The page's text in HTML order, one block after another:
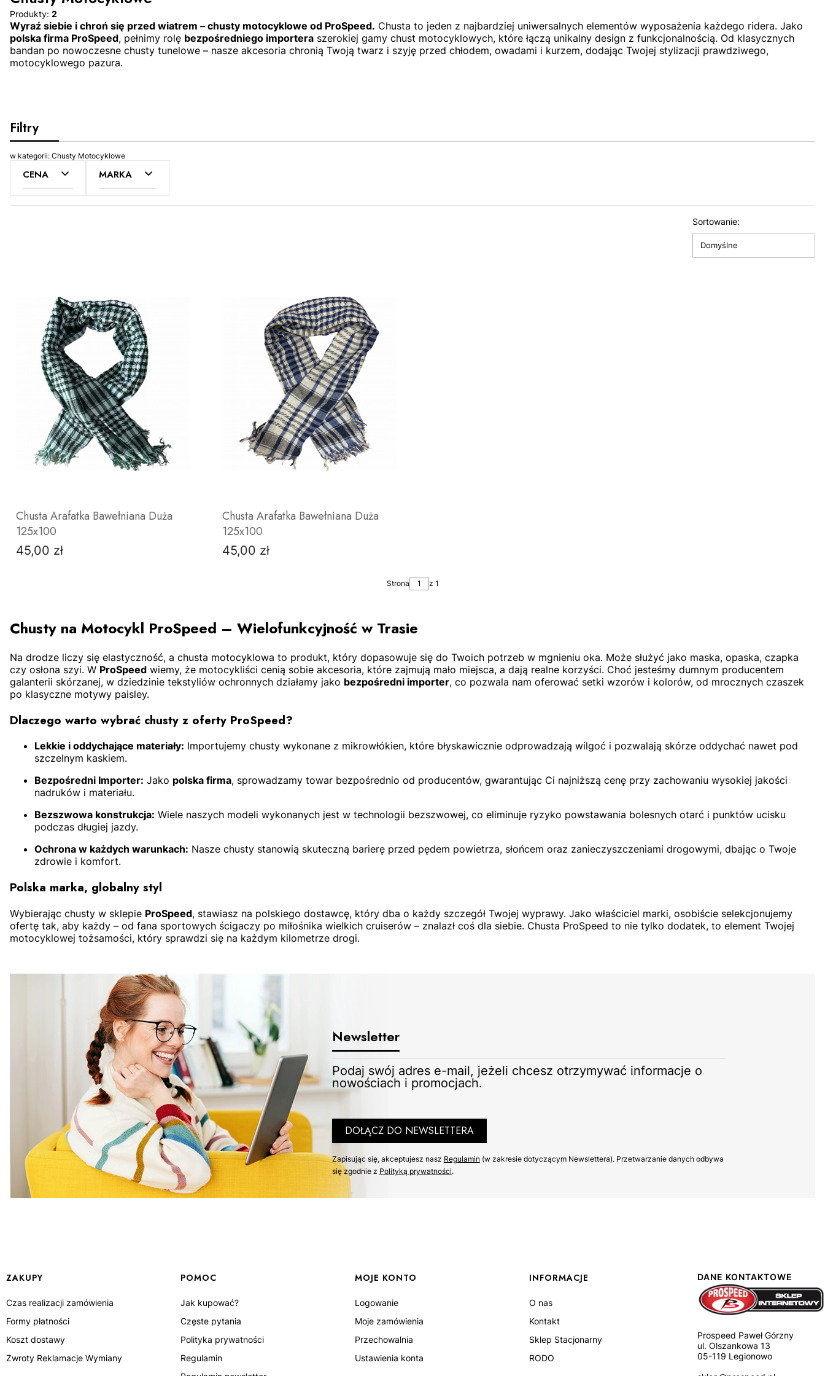
Produkty: 2
Wyraź siebie i chroń się przed wiatrem – chusty motocyklowe od ProSpeed. Chusta to jeden z najbardziej uniwersalnych elementów wyposażenia każdego ridera. Jako
polska firma ProSpeed, pełnimy rolę bezpośredniego importera szerokiej gamy chust motocyklowych, które łączą unikalny design z funkcjonalnością. Od klasycznych
bandan po nowoczesne chusty tunelowe – nasze akcesoria chronią Twoją twarz i szyję przed chłodem, owadami i kurzem, dodając Twojej stylizacji prawdziwego,
motocyklowego pazura.
Filtry
w kategorii: Chusty Motocyklowe
CENA MARKA
Sortowanie:
Domyślne
Chusta Arafatka Bawełniana Duża
125x100
Cena
45,00 zł
DO KOSZYKA
Chusta Arafatka Bawełniana Duża
125x100
Cena
45,00 zł
DO KOSZYKA
Strona z 1
Chusty na Motocykl ProSpeed – Wielofunkcyjność w Trasie
Na drodze liczy się elastyczność, a chusta motocyklowa to produkt, który dopasowuje się do Twoich potrzeb w mgnieniu oka. Może służyć jako maska, opaska, czapka
czy osłona szyi. W ProSpeed wiemy, że motocykliści cenią sobie akcesoria, które zajmują mało miejsca, a dają realne korzyści. Choć jesteśmy dumnym producentem
galanterii skórzanej, w dziedzinie tekstyliów ochronnych działamy jako bezpośredni importer, co pozwala nam oferować setki wzorów i kolorów, od mrocznych czaszek
po klasyczne motywy paisley.
Dlaczego warto wybrać chusty z oferty ProSpeed?
Lekkie i oddychające materiały: Importujemy chusty wykonane z mikrowłókien, które błyskawicznie odprowadzają wilgoć i pozwalają skórze oddychać nawet pod
szczelnym kaskiem.
Bezpośredni Importer: Jako polska firma, sprowadzamy towar bezpośrednio od producentów, gwarantując Ci najniższą cenę przy zachowaniu wysokiej jakości
nadruków i materiału.
Bezszwowa konstrukcja: Wiele naszych modeli wykonanych jest w technologii bezszwowej, co eliminuje ryzyko powstawania bolesnych otarć i punktów ucisku
podczas długiej jazdy.
Ochrona w każdych warunkach: Nasze chusty stanowią skuteczną barierę przed pędem powietrza, słońcem oraz zanieczyszczeniami drogowymi, dbając o Twoje
zdrowie i komfort.
Polska marka, globalny styl
Wybierając chusty w sklepie ProSpeed, stawiasz na polskiego dostawcę, który dba o każdy szczegół Twojej wyprawy. Jako właściciel marki, osobiście selekcjonujemy
ofertę tak, aby każdy – od fana sportowych ścigaczy po miłośnika wielkich cruiserów – znalazł coś dla siebie. Chusta ProSpeed to nie tylko dodatek, to element Twojej
motocyklowej tożsamości, który sprawdzi się na każdym kilometrze drogi.
Newsletter
Podaj swój adres e-mail, jeżeli chcesz otrzymywać informacje o
nowościach i promocjach.
DOŁĄCZ DO NEWSLETTERA
Zapisując się, akceptujesz nasz ​ Regulamin​​​ (w zakresie dotyczącym Newslettera). Przetwarzanie danych odbywa
się zgodnie z ​ Polityką prywatności​​​.
Linki w stopce
ZAKUPY
Czas realizacji zamówienia
Formy płatności
Koszt dostawy
Zwroty Reklamacje Wymiany
POMOC
Jak kupować?
Częste pytania
Polityka prywatności
Regulamin
MOJE KONTO
Logowanie
Moje zamówienia
Przechowalnia
Ustawienia konta
INFORMACJE
O nas
Kontakt
Sklep Stacjonarny
RODO
DANE KONTAKTOWE
Prospeed Paweł Górzny
ul. Olszankowa 13
05-119 Legionowo